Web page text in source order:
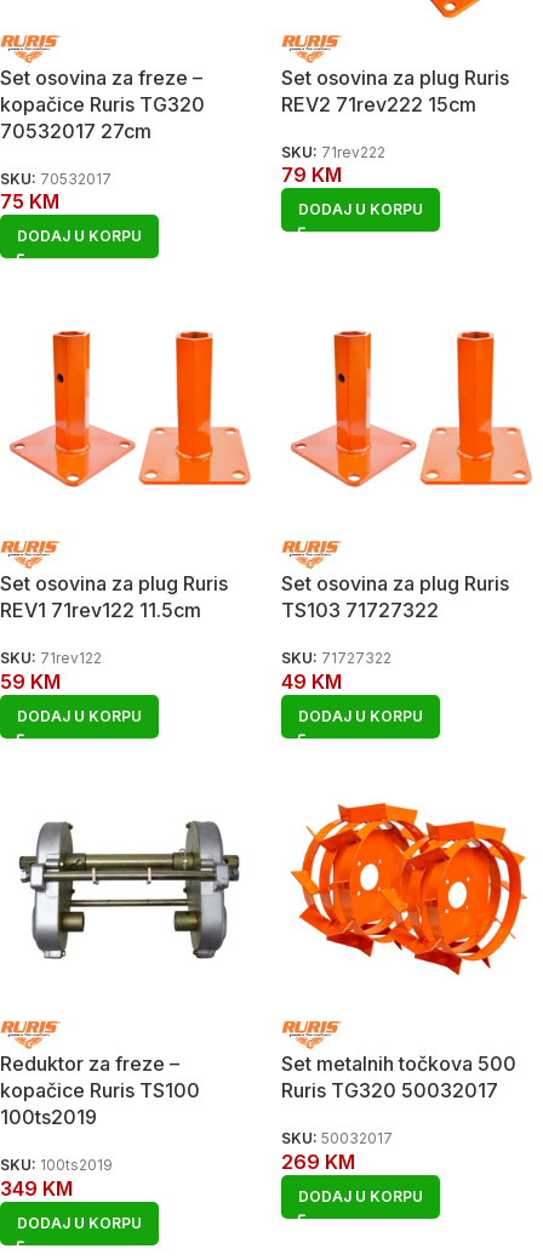
Set osovina za freze –
kopačice Ruris TG320
70532017 27cm
SKU: 70532017
75 KM
DODAJ U KORPU
Set osovina za plug Ruris
REV2 71rev222 15cm
SKU: 71rev222
79 KM
DODAJ U KORPU
Set osovina za plug Ruris
REV1 71rev122 11.5cm
SKU: 71rev122
59 KM
DODAJ U KORPU
Set osovina za plug Ruris
TS103 71727322
SKU: 71727322
49 KM
DODAJ U KORPU
Reduktor za freze –
kopačice Ruris TS100
100ts2019
SKU: 100ts2019
349 KM
DODAJ U KORPU
Set metalnih točkova 500
Ruris TG320 50032017
SKU: 50032017
269 KM
DODAJ U KORPU